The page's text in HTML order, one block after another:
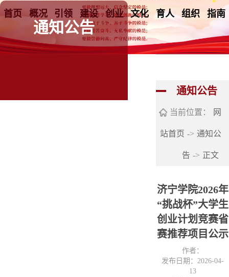
首页
概况
引领
建设
创业
文化
育人
组织
指南
通知公告
通知公告
当前位置： 网
站首页 -> 通知公
告 -> 正文
济宁学院2026年
“挑战杯”大学生
创业计划竞赛省
赛推荐项目公示
作者：
发布日期：2026-04-
13